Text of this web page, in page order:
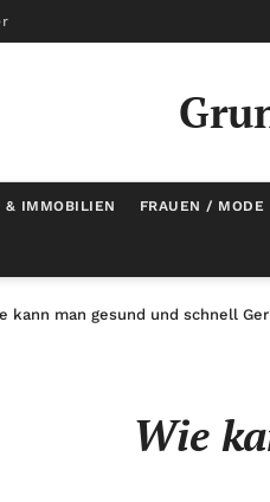
& IMMOBILIEN FRAUEN / MODE
kann man gesund und schnell
Wie